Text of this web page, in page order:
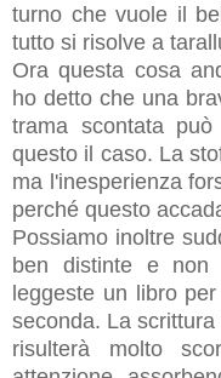
turno che vuole il
tutto si risolve a
Ora questa cosa
ho detto che una
trama scontata
questo il caso. La
ma l'inesperienza
perché questo
Possiamo inoltre
ben distinte e non
leggeste un libro
seconda. La
risulterà molto